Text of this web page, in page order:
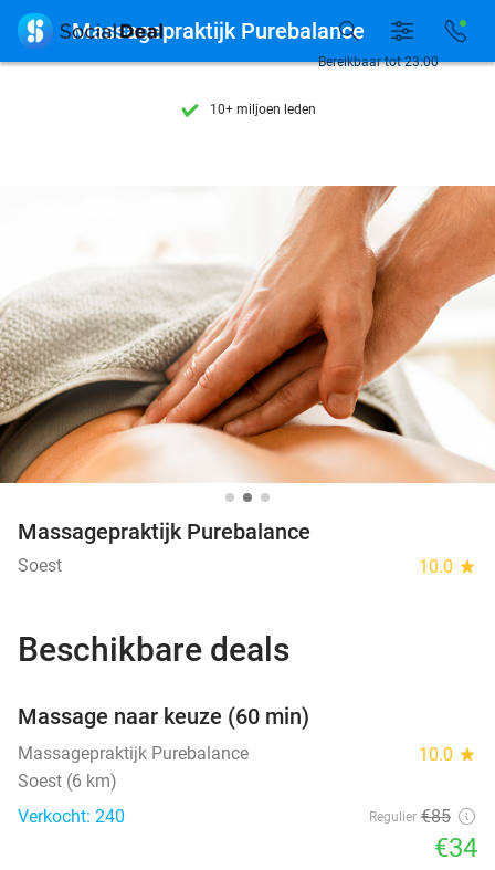
7 dagen per week beschikbaar
10+ miljoen leden
7 dagen per week beschikbaar
10+ miljoen leden
Bereikbaar tot 23:00
 Massagepraktijk Purebalance
Massagepraktijk Purebalance
Soest 10.0 star
Beschikbare deals
SOLD
OUT
Massage naar keuze (60 min)
Massagepraktijk Purebalance 10.0 star
Soest (6 km)
Verkocht: 240
Regulier €85
€34